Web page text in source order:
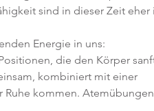
sind in dieser Zeit eher
die den Körper
kombiniert mit einer
Ruhe kommen. Atemübungen